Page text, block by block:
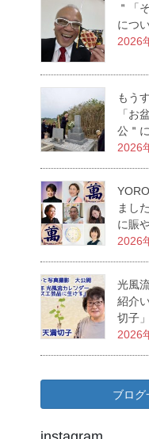
＂「
につ
2026
もう
「お
公＂
2026
まし
に賑
2026
光風
紹介
切子
2026
ブログ